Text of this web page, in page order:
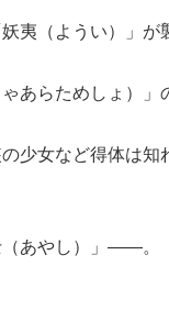
夷（ようい）」が
あらためしょ）」
少女など得体は知
（あやし）」――。